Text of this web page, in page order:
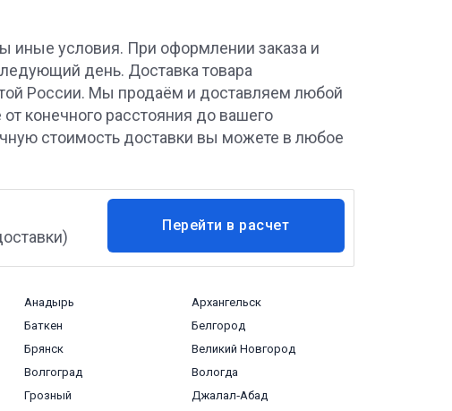
иные условия. При оформлении заказа и
день. Доставка товара
России. Мы продаём и доставляем любой
конечного расстояния до вашего
стоимость доставки вы можете в любое
Перейти в расчет
Анадырь
Архангельск
Баткен
Белгород
Брянск
Великий Новгород
Волгоград
Вологда
Грозный
Джалал‑Абад